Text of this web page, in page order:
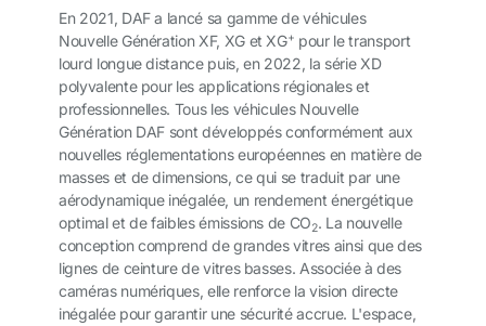
En 2021, DAF a lancé sa gamme de véhicules
Nouvelle Génération XF, XG et XG+ pour le transport
lourd longue distance puis, en 2022, la série XD
polyvalente pour les applications régionales et
professionnelles. Tous les véhicules Nouvelle
Génération DAF sont développés conformément aux
nouvelles réglementations européennes en matière de
masses et de dimensions, ce qui se traduit par une
aérodynamique inégalée, un rendement énergétique
optimal et de faibles émissions de CO2. La nouvelle
conception comprend de grandes vitres ainsi que des
lignes de ceinture de vitres basses. Associée à des
caméras numériques, elle renforce la vision directe
inégalée pour garantir une sécurité accrue. L'espace,